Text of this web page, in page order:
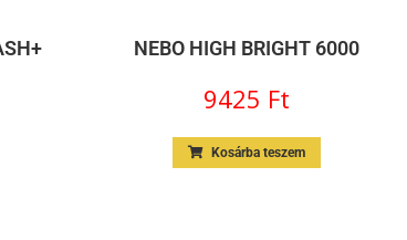
NEBO HIGH BRIGHT 6000
9425 Ft
Kosárba teszem